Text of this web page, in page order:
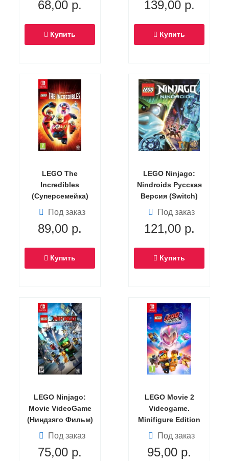
68,00 р.
Купить
139,00р.
Купить
LEGO The
Incredibles
(Суперсемейка)
Русская Версия
(Switch)
Под заказ
89,00 р.
Купить
LEGO Ninjago:
Nindroids Русская
Версия (Switch)
Под заказ
121,00р.
Купить
LEGO Ninjago:
Movie VideoGame
(Ниндзяго Фильм)
(Switch)
Под заказ
75,00 р.
LEGO Movie 2
Videogame.
Minifigure Edition
Русская Версия
(Switch)
Под заказ
95,00 р.